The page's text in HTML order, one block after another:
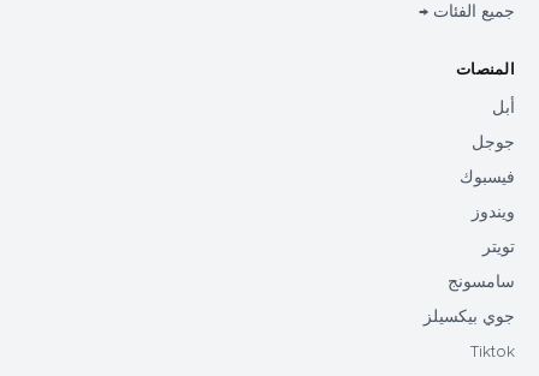
جميع الفئات →
المنصات
أبل
جوجل
فيسبوك
ويندوز
تويتر
سامسونج
جوي بيكسيلز
Tiktok